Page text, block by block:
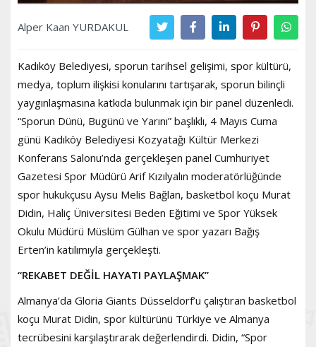
Alper Kaan YURDAKUL
Kadıköy Belediyesi, sporun tarihsel gelişimi, spor kültürü,
medya, toplum ilişkisi konularını tartışarak, sporun bilinçli
yaygınlaşmasına katkıda bulunmak için bir panel düzenledi.
“Sporun Dünü, Bugünü ve Yarını” başlıklı, 4 Mayıs Cuma
günü Kadıköy Belediyesi Kozyatağı Kültür Merkezi
Konferans Salonu’nda gerçekleşen panel Cumhuriyet
Gazetesi Spor Müdürü Arif Kızılyalın moderatörlüğünde
spor hukukçusu Aysu Melis Bağlan, basketbol koçu Murat
Didin, Haliç Üniversitesi Beden Eğitimi ve Spor Yüksek
Okulu Müdürü Müslüm Gülhan ve spor yazarı Bağış
Erten’in katılımıyla gerçekleşti.
“REKABET DEĞİL HAYATI PAYLAŞMAK”
Almanya’da Gloria Giants Düsseldorf’u çalıştıran basketbol
koçu Murat Didin, spor kültürünü Türkiye ve Almanya
tecrübesini karşılaştırarak değerlendirdi. Didin, “Spor